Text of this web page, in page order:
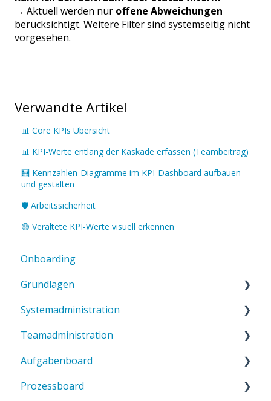
→ Aktuell werden nur offene Abweichungen
berücksichtigt. Weitere Filter sind systemseitig nicht
vorgesehen.
Verwandte Artikel
📊 Core KPIs Übersicht
📊 KPI-Werte entlang der Kaskade erfassen (Teambeitrag)
🧮 Kennzahlen-Diagramme im KPI-Dashboard aufbauen
und gestalten
🛡️ Arbeitssicherheit
🟡 Veraltete KPI-Werte visuell erkennen
Onboarding
Grundlagen
Einführung in ValueStreamer
Startseite & Navigation
Begriffe & Systemverständnis
Benutzereinstellungen & Profil
Systemadministration
Systemkonfiguration
Vorlagen
Benutzerverwaltung
Teamadministration
Allgemeine Teameinstellungen
Einstellungen für Tabs & Boards
Aufgabenboard
Einführung ins Aufgabenboard
Prozessboard